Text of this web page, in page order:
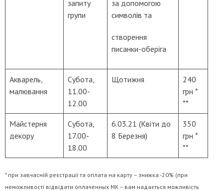
запиту
групи
за допомогою
символів та
створення
писанки-оберіга
Акварель,
малювання
Субота,
11.00-
12.00
Щотижня
240
грн *
**
Майстерня
декору
Субота,
17.00-
18.00
6.03.21 (Квіти до
8 Березня)
350
грн *
**
* при завчасній реєстрації та оплата на карту – знижка -20% (при
неможливості відвідати оплаченных МК – вам надається можливість